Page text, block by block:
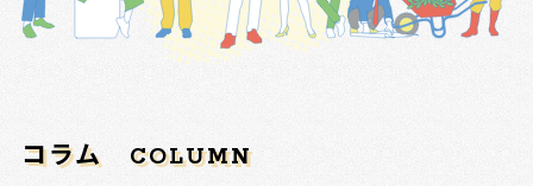
コラム COLUMN